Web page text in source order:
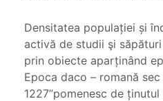
Densitatea populației și
activă de studii şi
prin obiecte aparținând
Epoca daco – romană
1227”pomenesc de